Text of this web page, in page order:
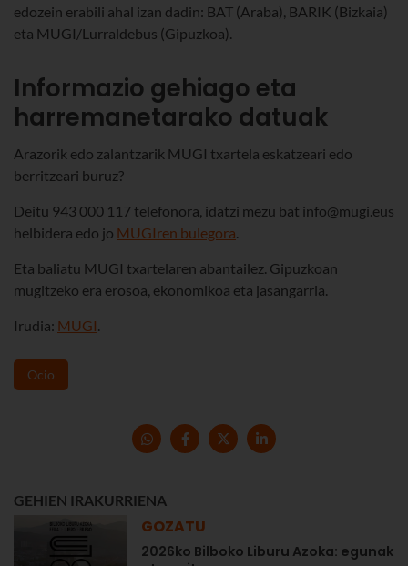
edozein erabili ahal izan dadin: BAT (Araba), BARIK (Bizkaia)
eta MUGI/Lurraldebus (Gipuzkoa).
Informazio gehiago eta
harremanetarako datuak
Arazorik edo zalantzarik MUGI txartela eskatzeari edo
berritzeari buruz?
Deitu 943 000 117 telefonora, idatzi mezu bat info@mugi.eus
helbidera edo jo MUGIren bulegora.
Eta baliatu MUGI txartelaren abantailez. Gipuzkoan
mugitzeko era erosoa, ekonomikoa eta jasangarria.
Irudia: MUGI.
Ocio
GEHIEN IRAKURRIENA
GOZATU
2026ko Bilboko Liburu Azoka: egunak